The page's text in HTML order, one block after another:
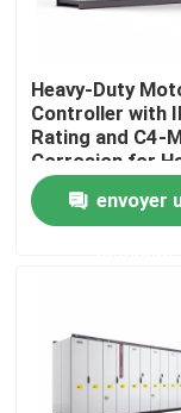
Produits
Vidéos
Visite de
Heavy-Duty
Controller with
Rating and C4-
Corrosion for
Plant Conditions
envoyer